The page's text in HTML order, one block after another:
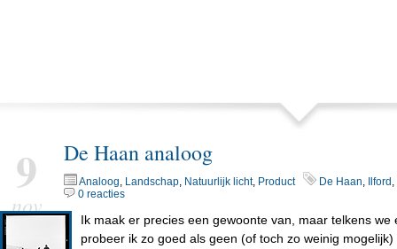
De Haan analoog
Analoog, Landschap, Natuurlijk licht, Product De Haan, Ilford ,
0 reacties
9
nov
Ik maak er precies een gewoonte van, maar telkens
probeer ik zo goed als geen (of toch zo weinig